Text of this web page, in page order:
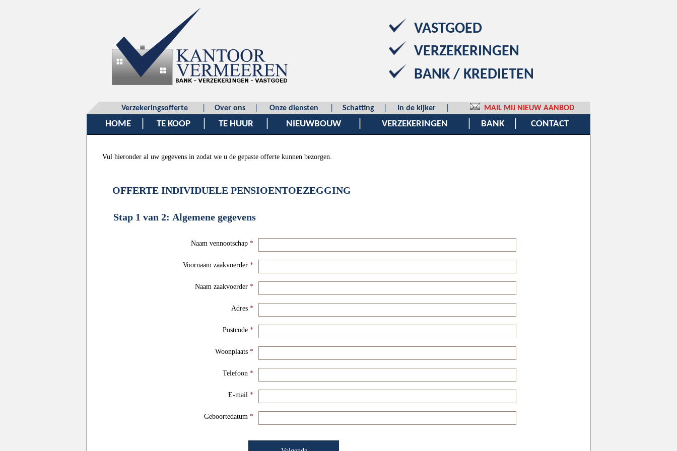
VASTGOED
VERZEKERINGEN
BANK / KREDIETEN
Verzekeringsofferte Over ons Onze diensten Schatting In de kijker MAIL MIJ NIEUW AANBOD
HOME TE KOOP TE HUUR NIEUWBOUW VERZEKERINGEN BANK CONTACT
Vul hieronder al uw gegevens in zodat we u de gepaste offerte kunnen bezorgen.
OFFERTE INDIVIDUELE PENSIOENTOEZEGGING
Stap 1 van 2: Algemene gegevens
Naam vennootschap *
Voornaam zaakvoerder *
Naam zaakvoerder *
Adres *
Postcode *
Woonplaats *
Telefoon *
E-mail *
Geboortedatum *